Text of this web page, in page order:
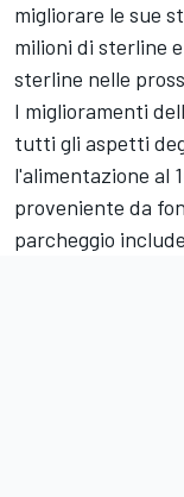
migliorare le sue
milioni di sterline
sterline nelle
I miglioramenti
tutti gli aspetti
l'alimentazione al
proveniente da
parcheggio